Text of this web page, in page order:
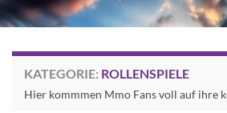
KATEGORIE: ROLLENSPIELE
Hier kommmen Mmo Fans voll auf ihre